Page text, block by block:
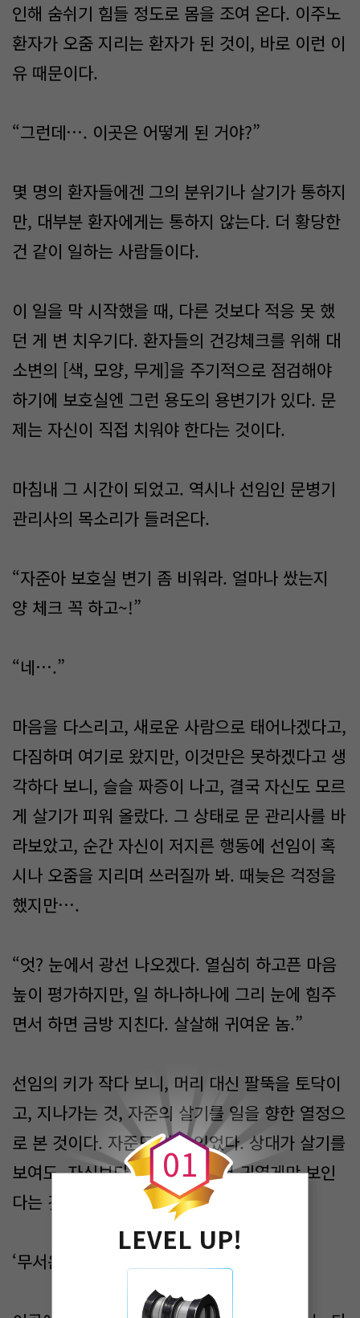
인해 숨쉬기 힘들 정도로 몸을 조여 온다. 이주노
환자가 오줌 지리는 환자가 된 것이, 바로 이런 이
유 때문이다.
“그런데…. 이곳은 어떻게 된 거야?”
​몇 명의 환자들에겐 그의 분위기나 살기가 통하지
만, 대부분 환자에게는 통하지 않는다. 더 황당한
건 같이 일하는 사람들이다.
이 일을 막 시작했을 때, 다른 것보다 적응 못 했
던 게 변 치우기다. 환자들의 건강체크를 위해 대
소변의 [색, 모양, 무게]을 주기적으로 점검해야
하기에 보호실엔 그런 용도의 용변기가 있다. 문
제는 자신이 직접 치워야 한다는 것이다.
마침내 그 시간이 되었고. 역시나 선임인 문병기
관리사의 목소리가 들려온다.
“자준아 보호실 변기 좀 비워라. 얼마나 쌌는지
양 체크 꼭 하고~!”
“네….”
마음을 다스리고, 새로운 사람으로 태어나겠다고,
다짐하며 여기로 왔지만, 이것만은 못하겠다고 생
각하다 보니, 슬슬 짜증이 나고, 결국 자신도 모르
게 살기가 피워 올랐다. 그 상태로 문 관리사를 바
라보았고, 순간 자신이 저지른 행동에 선임이 혹
시나 오줌을 지리며 쓰러질까 봐. 때늦은 걱정을
했지만….
“엇? 눈에서 광선 나오겠다. 열심히 하고픈 마음
높이 평가하지만, 일 하나하나에 그리 눈에 힘주
면서 하면 금방 지친다. 살살해 귀여운 놈.”
선임의 키가 작다 보니, 머리 대신 팔뚝을 토닥이
고, 지나가는 것, 자준의 살기를 일을 향한 열정으
로 본 것이다. 자준도 알고 있었다. 상대가 살기를
보여도, 자신보다 약하다면, 그저 귀엽게만 보인
다는 것을….
‘무서운 사람들….’
0
0
1
LEVEL UP!